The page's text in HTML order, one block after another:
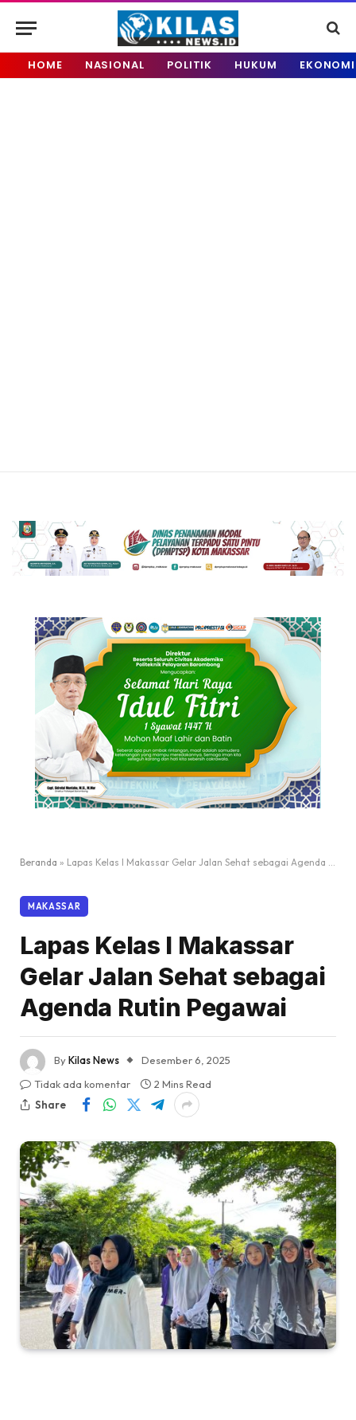
HOME NASIONAL POLITIK HUKUM EKONOMI
Beranda » Lapas Kelas I Makassar Gelar Jalan Sehat sebagai Agenda Rutin Pegawai
MAKASSAR
Lapas Kelas I Makassar
Gelar Jalan Sehat sebagai
Agenda Rutin Pegawai
ByKilas News
Desember 6, 2025
Tidak ada komentar
2 Mins Read
Share